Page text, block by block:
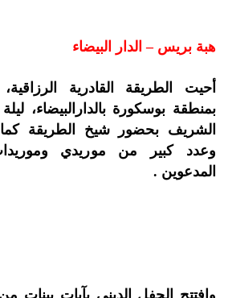
هبة بريس – الدار البيضاء
أحيت الطريقة القادرية
بمنطقة بوسكورة بالدارالبيضاء،
الشريف بحضور شيخ الطريقة
وعدد كبير من موريدي
المدعوين .
وافتتح الحفل الديني بآيات بينات